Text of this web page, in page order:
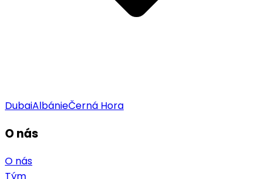
DubaiAlbánieČerná Hora
O nás
O nás